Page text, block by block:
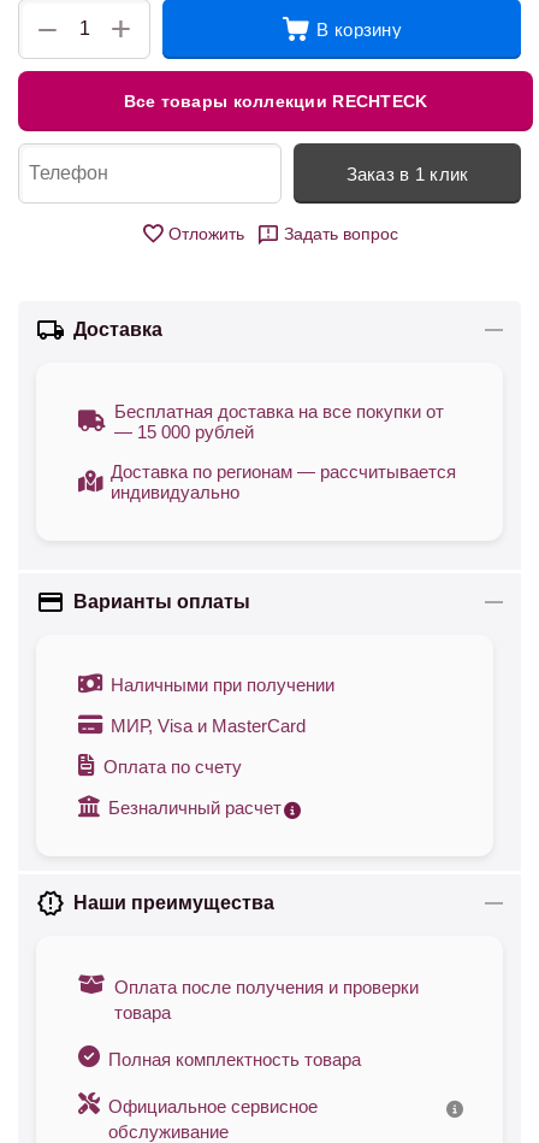
+
− В корзину
Все товары коллекции RECHTECK
Заказ в 1 клик
Отложить Задать вопрос
Доставка
Бесплатная доставка на все покупки от
— 15 000 рублей
Доставка по регионам — рассчитывается
индивидуально
Варианты оплаты
Наличными при получении
МИР, Visa и MasterCard
Оплата по счету
Безналичный расчет
Наши преимущества
Оплата после получения и проверки
товара
Полная комплектность товара
Официальное сервисное
обслуживание